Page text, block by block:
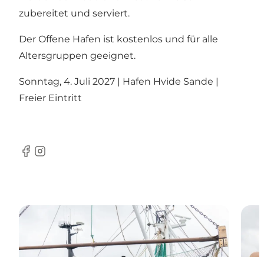
zubereitet und serviert.
Der Offene Hafen ist kostenlos und für alle
Altersgruppen geeignet.
Sonntag, 4. Juli 2027 | Hafen Hvide Sande |
Freier Eintritt
Facebook
Instagram